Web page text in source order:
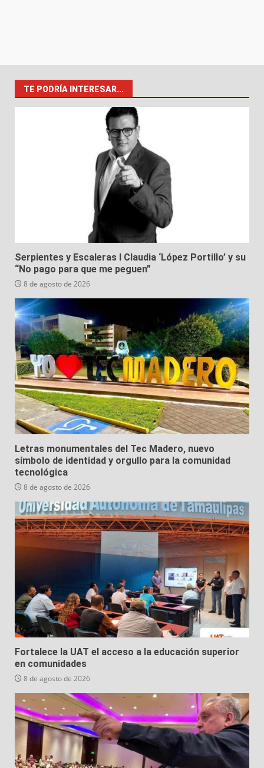
TE PODRÍA INTERESAR...
Serpientes y Escaleras I Claudia ‘López Portillo’ y su
“No pago para que me peguen”
8 de agosto de 2026
Letras monumentales del Tec Madero, nuevo
símbolo de identidad y orgullo para la comunidad
tecnológica
8 de agosto de 2026
Fortalece la UAT el acceso a la educación superior
en comunidades
8 de agosto de 2026